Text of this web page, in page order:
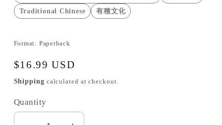
Traditional Chinese
有種文化
Format: Paperback
Regular
price
$16.99 USD
Shipping calculated at checkout.
Quantity
Quantity